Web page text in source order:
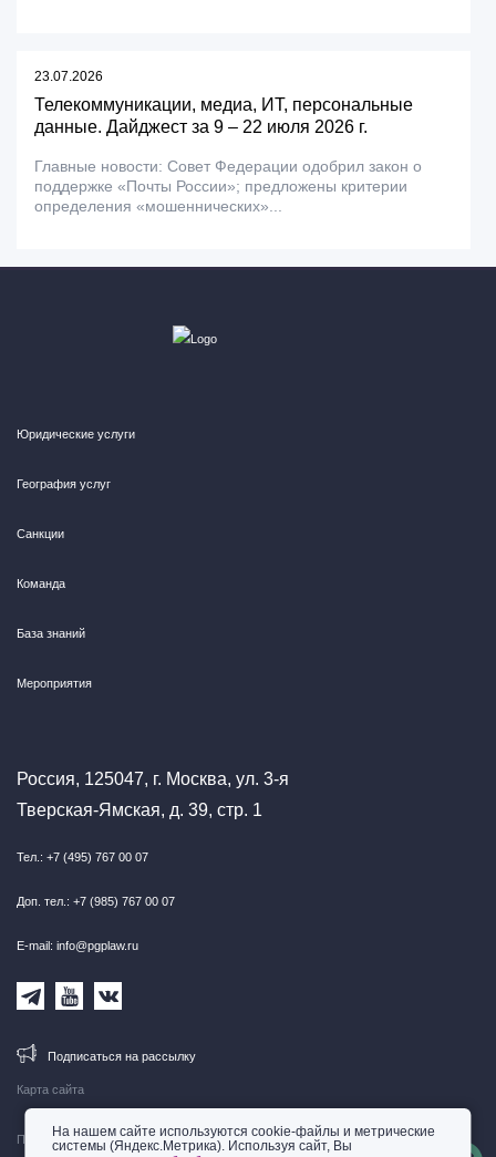
23.07.2026
Телекоммуникации, медиа, ИТ, персональные
данные. Дайджест за 9 – 22 июля 2026 г.
Главные новости: Совет Федерации одобрил закон о
поддержке «Почты России»; предложены критерии
определения «мошеннических»...
Карта сайта
Правовая информация
Юридические услуги
География услуг
Санкции
Команда
База знаний
Мероприятия
Россия, 125047, г. Москва, ул. 3-я
Тверская-Ямская, д. 39, стр. 1
Тел.: +7 (495) 767 00 07
Доп. тел.: +7 (985) 767 00 07
E-mail: info@pgplaw.ru
Подписаться на рассылку
На нашем сайте используются cookie-файлы и метрические
системы (Яндекс.Метрика). Используя сайт, Вы